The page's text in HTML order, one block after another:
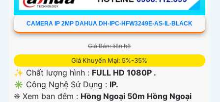
CAMERA IP 2MP DAHUA DH-IPC-HFW3249E-AS-IL-BLACK
Giá Bán: liên hệ
Giá Khuyến Mại: 5%-35%
✨ Chất lượng hình : FULL HD 1080P .
✳️ Công Nghệ Sử Dụng : IP.
❈ Xem ban đêm : Hồng Ngoại 50m Hồng Ngoại